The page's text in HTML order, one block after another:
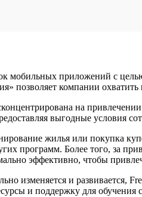
мобильных приложений с
позволяет компании
на
выгодные условия
жилья или покупка
программ. Более того, за
эффективно, чтобы
изменяется и развивается,
и поддержку для